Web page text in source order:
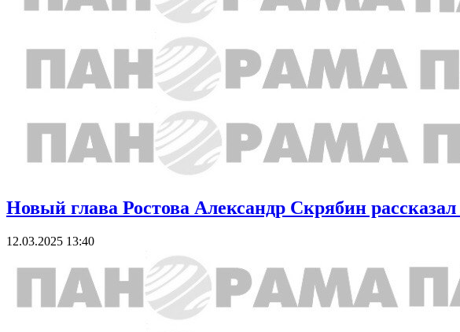
Новый глава Ростова Александр Скрябин
12.03.2025 13:40